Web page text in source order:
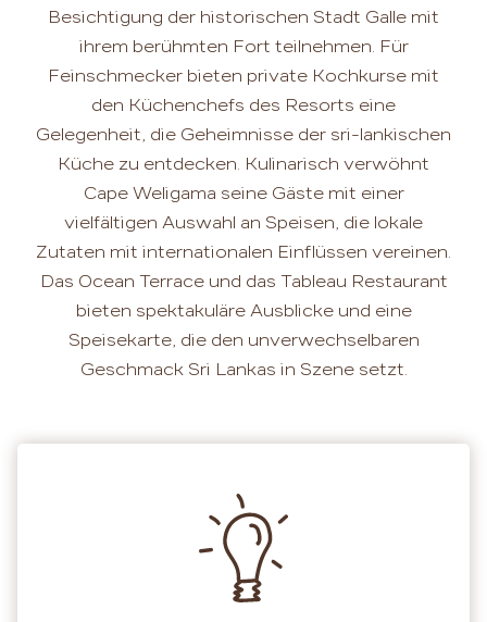
Besichtigung der historischen Stadt Galle mit
ihrem berühmten Fort teilnehmen. Für
Feinschmecker bieten private Kochkurse mit
den Küchenchefs des Resorts eine
Gelegenheit, die Geheimnisse der sri-lankischen
Küche zu entdecken. Kulinarisch verwöhnt
Cape Weligama seine Gäste mit einer
vielfältigen Auswahl an Speisen, die lokale
Zutaten mit internationalen Einflüssen vereinen.
Das Ocean Terrace und das Tableau Restaurant
bieten spektakuläre Ausblicke und eine
Speisekarte, die den unverwechselbaren
Geschmack Sri Lankas in Szene setzt.